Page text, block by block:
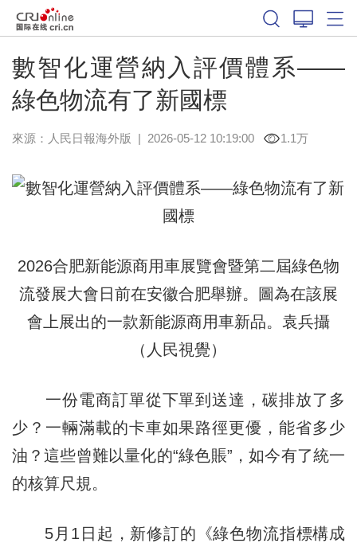
數智化運營納入評價體系——
綠色物流有了新國標
來源： 人民日報海外版 | 2026-05-12 10:19:00 1.1万
2026合肥新能源商用車展覽會暨第二屆綠色物
流發展大會日前在安徽合肥舉辦。圖為在該展
會上展出的一款新能源商用車新品。袁兵攝
（人民視覺）
一份電商訂單從下單到送達，碳排放了多
少？一輛滿載的卡車如果路徑更優，能省多少
油？這些曾難以量化的“綠色賬”，如今有了統一
的核算尺規。
5月1日起，新修訂的《綠色物流指標構成